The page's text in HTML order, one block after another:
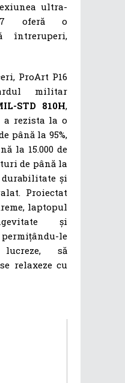
ultra-
oferă o
întreruperi,
ProArt P16
militar
STD 810H,
rezista la o
până la 95%,
la 15.000 de
de până la
durabilitate și
Proiectat
laptopul
și
le
să
relaxeze cu